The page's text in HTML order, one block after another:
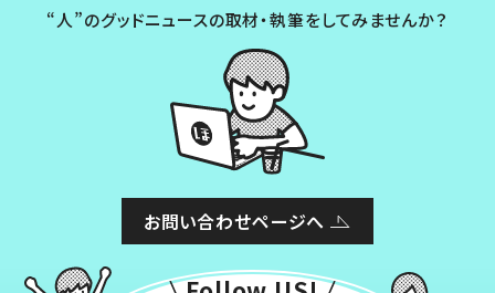
“人”のグッドニュースの取材・執筆をしてみませんか？
お問い合わせページへ